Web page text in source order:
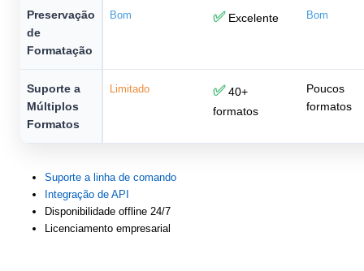
Preservação
de
Formatação
Bom ✅Excelente Bom
Suporte a
Múltiplos
Formatos
Limitado ✅40+
formatos
Poucos
formatos
Suporte a linha de comando
Integração de API
Disponibilidade offline 24/7
Licenciamento empresarial